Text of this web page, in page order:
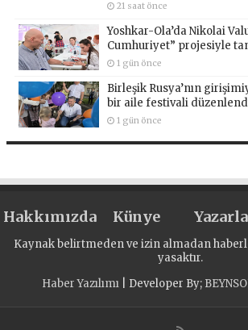
21 saat önce
Yoshkar-Ola’da Nikolai
Cumhuriyet” projesiyle
1 gün önce
Birleşik Rusya’nın
bir aile festivali
1 gün önce
Hakkımızda Künye
Kaynak belirtmeden ve izin almadan
yasaktır.
Haber Yazılımı| Developer By;